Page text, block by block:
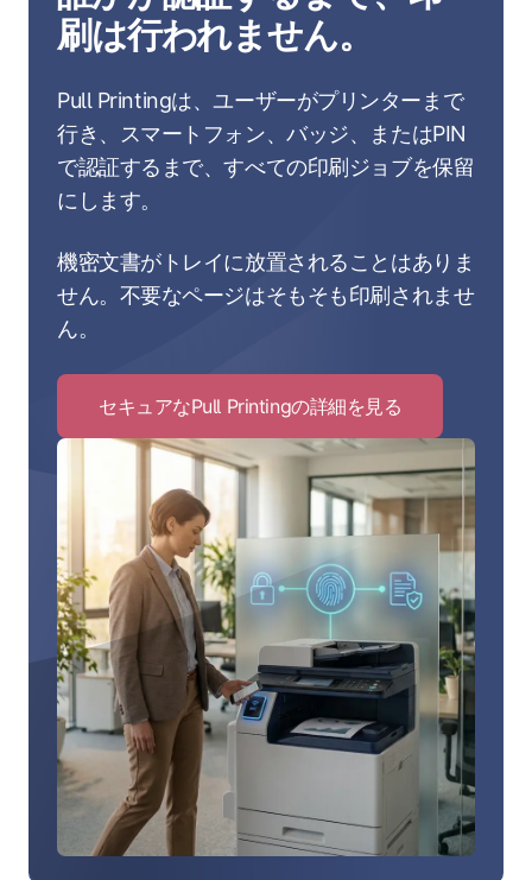
刷は行われません。
Pull Printingは、ユーザーがプリンターまで
行き、スマートフォン、バッジ、またはPIN
で認証するまで、すべての印刷ジョブを保留
にします。
機密文書がトレイに放置されることはありま
せん。不要なページはそもそも印刷されませ
ん。
セキュアなPull Printingの詳細を見る
to
キ
ュ
な
Pull
Printing
の
詳
細